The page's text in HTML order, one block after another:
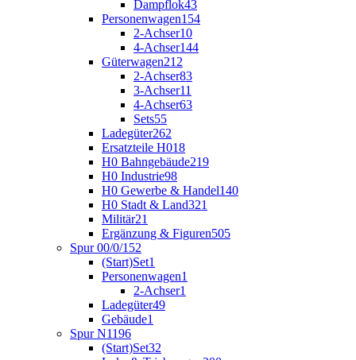
Dampflok43
Personenwagen154
2-Achser10
4-Achser144
Güterwagen212
2-Achser83
3-Achser11
4-Achser63
Sets55
Ladegüter262
Ersatzteile H018
H0 Bahngebäude219
H0 Industrie98
H0 Gewerbe & Handel140
H0 Stadt & Land321
Militär21
Ergänzung & Figuren505
Spur 00/0/1 52
(Start)Set1
Personenwagen1
2-Achser1
Ladegüter49
Gebäude1
Spur N1196
(Start)Set32